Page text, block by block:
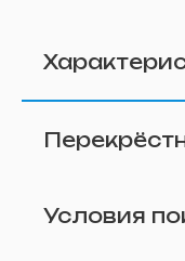
Условия